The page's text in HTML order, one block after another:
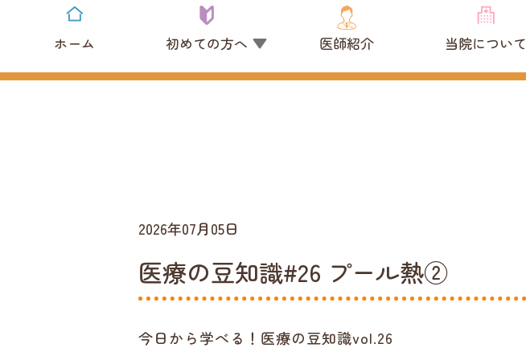
ホーム 初めての方へ 医師紹介 当院について
2026年07月05日
医療の豆知識#26 プール熱②
今日から学べる！医療の豆知識vol.26